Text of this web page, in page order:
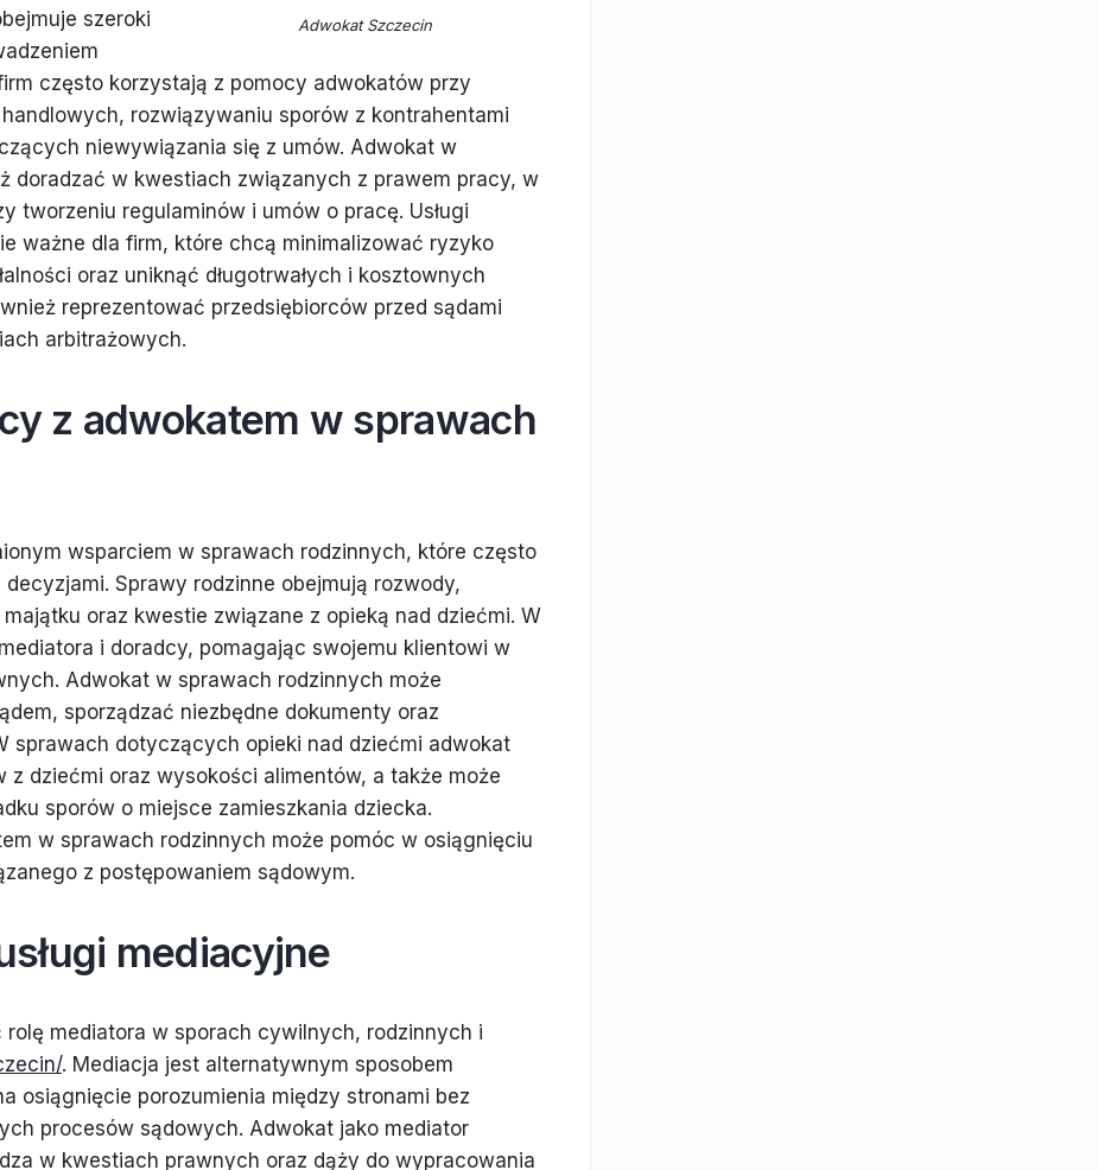
Adwokat Szczecin
szeroki
często korzystają z pomocy adwokatów przy
handlowych, rozwiązywaniu sporów z kontrahentami
niewywiązania się z umów. Adwokat w
doradzać w kwestiach związanych z prawem pracy, w
tworzeniu regulaminów i umów o pracę. Usługi
ważne dla firm, które chcą minimalizować ryzyko
oraz uniknąć długotrwałych i kosztownych
reprezentować przedsiębiorców przed sądami
arbitrażowych.
z adwokatem w sprawach
wsparciem w sprawach rodzinnych, które często
Sprawy rodzinne obejmują rozwody,
oraz kwestie związane z opieką nad dziećmi. W
i doradcy, pomagając swojemu klientowi w
Adwokat w sprawach rodzinnych może
sporządzać niezbędne dokumenty oraz
sprawach dotyczących opieki nad dziećmi adwokat
dziećmi oraz wysokości alimentów, a także może
sporów o miejsce zamieszkania dziecka.
w sprawach rodzinnych może pomóc w osiągnięciu
z postępowaniem sądowym.
mediacyjne
rolę mediatora w sporach cywilnych, rodzinnych i
. Mediacja jest alternatywnym sposobem
osiągnięcie porozumienia między stronami bez
procesów sądowych. Adwokat jako mediator
w kwestiach prawnych oraz dąży do wypracowania